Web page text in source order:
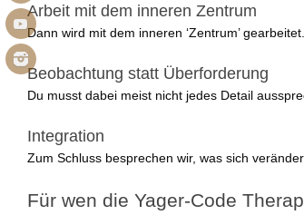
Arbeit mit dem inneren Zentrum
Dann wird mit dem inneren ‘Zentrum’
Beobachtung statt Überforderung
Du musst dabei meist nicht jedes Detail
Integration
Zum Schluss besprechen wir, was sich
Für wen die Yager-Code